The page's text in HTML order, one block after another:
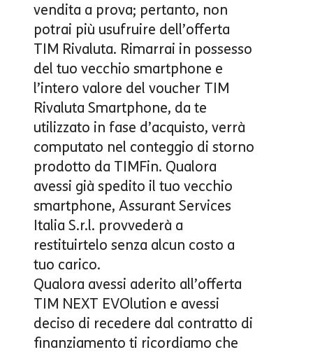
vendita a prova; pertanto, non
potrai più usufruire dell’offerta
TIM Rivaluta. Rimarrai in possesso
del tuo vecchio smartphone e
l’intero valore del voucher TIM
Rivaluta Smartphone, da te
utilizzato in fase d’acquisto, verrà
computato nel conteggio di storno
prodotto da TIMFin. Qualora
avessi già spedito il tuo vecchio
smartphone, Assurant Services
Italia S.r.l. provvederà a
restituirtelo senza alcun costo a
tuo carico.
Qualora avessi aderito all’offerta
TIM NEXT EVOlution e avessi
deciso di recedere dal contratto di
finanziamento ti ricordiamo che